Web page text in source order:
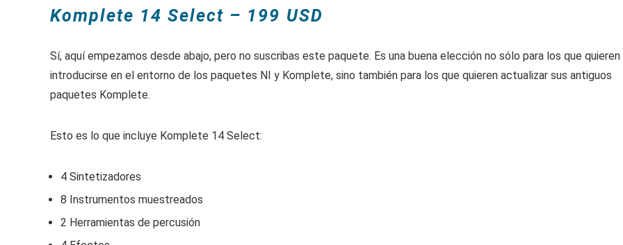
Komplete 14 Select – 199 USD
Sí, aquí empezamos desde abajo, pero no suscribas este paquete. Es una buena elección no sólo para los que quieren
introducirse en el entorno de los paquetes NI y Komplete, sino también para los que quieren actualizar sus antiguos
paquetes Komplete.
Esto es lo que incluye Komplete 14 Select:
4 Sintetizadores
8 Instrumentos muestreados
2 Herramientas de percusión